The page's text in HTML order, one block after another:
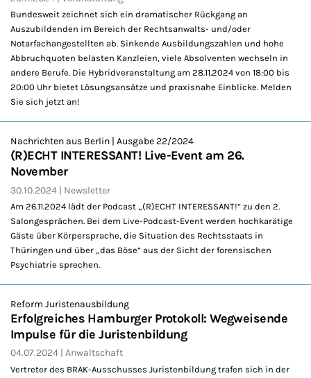
Bundesweit zeichnet sich ein dramatischer Rückgang an
Auszubildenden im Bereich der Rechtsanwalts- und/oder
Notarfachangestellten ab. Sinkende Ausbildungszahlen und hohe
Abbruchquoten belasten Kanzleien, viele Absolventen wechseln in
andere Berufe. Die Hybridveranstaltung am 28.11.2024 von 18:00 bis
20:00 Uhr bietet Lösungsansätze und praxisnahe Einblicke. Melden
Sie sich jetzt an!
Nachrichten aus Berlin | Ausgabe 22/2024
(R)ECHT INTERESSANT! Live-Event am 26.
November
30.10.2024 Newsletter
Am 26.11.2024 lädt der Podcast „(R)ECHT INTERESSANT!“ zu den 2.
Salongesprächen. Bei dem Live-Podcast-Event werden hochkarätige
Gäste über Körpersprache, die Situation des Rechtsstaats in
Thüringen und über „das Böse“ aus der Sicht der forensischen
Psychiatrie sprechen.
Reform Juristenausbildung
Erfolgreiches Hamburger Protokoll: Wegweisende
Impulse für die Juristenbildung
04.07.2024 Anwaltschaft
Vertreter des BRAK-Ausschusses Juristenbildung trafen sich in der